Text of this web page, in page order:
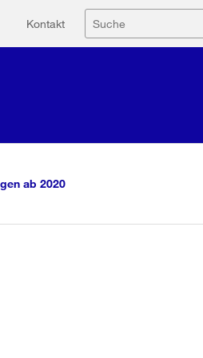
Hilfsnavigation
Kontakt Suche
ab 2020